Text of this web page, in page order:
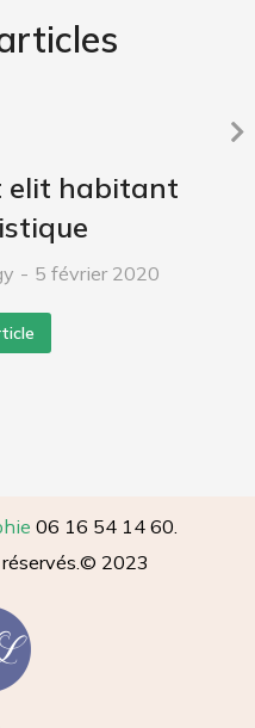
elit habitant
5 février 2020
06 16 54 14 60.
© 2023